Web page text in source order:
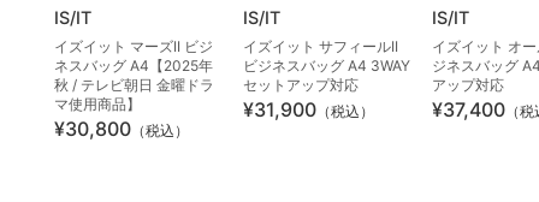
IS/IT
イズイット マーズII ビジ
ネスバッグ A4【2025年
秋 / テレビ朝日 金曜ドラ
マ使用商品】
¥30,800 （税込）
IS/IT
イズイット サフィールII
ビジネスバッグ A4 3WAY
セットアップ対応
¥31,900 （税込）
IS/IT
イズイット オ
ジネスバッグ
アップ対応
¥37,400 （